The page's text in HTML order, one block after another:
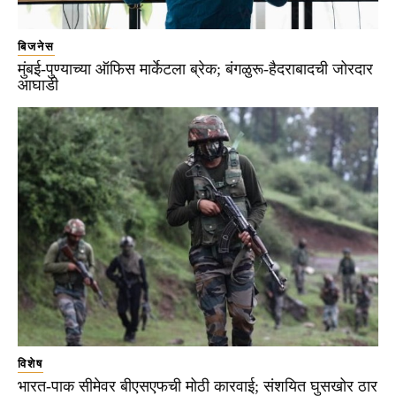
बिजनेस
मुंबई-पुण्याच्या ऑफिस मार्केटला ब्रेक; बंगळुरू-हैदराबादची जोरदार
आघाडी
विशेष
भारत-पाक सीमेवर बीएसएफची मोठी कारवाई; संशयित घुसखोर ठार